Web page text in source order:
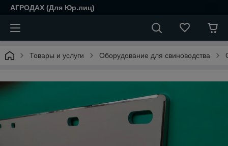
АГРОДАХ (Для Юр.лиц)
Товары и услуги Оборудование для свиноводства